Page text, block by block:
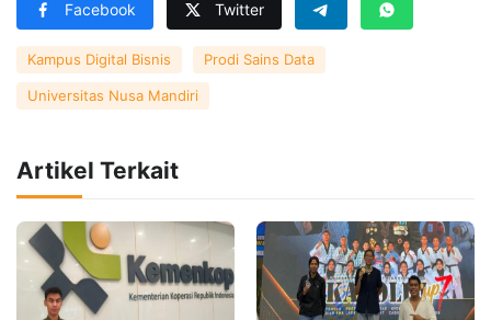
Facebook Twitter
Kampus Digital Bisnis Prodi Sains Data
Universitas Nusa Mandiri
Artikel Terkait